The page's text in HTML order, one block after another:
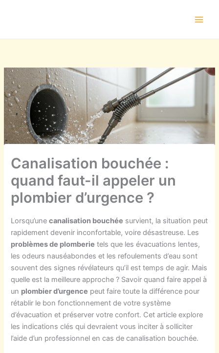
Canalisation bouchée :
quand faut-il appeler un
plombier d’urgence ?
Lorsqu’unecanalisation bouchée survient, la situation peut
rapidement devenir inconfortable, voire désastreuse. Les
problèmes de plomberie tels que les évacuations lentes,
les odeurs nauséabondes et les refoulements d’eau sont
souvent des signes révélateurs qu’il est temps de agir. Mais
quelle est la meilleure approche ? Savoir quand faire appel à
un plombier d’urgence peut faire toute la différence pour
rétablir le bon fonctionnement de votre système
d’évacuation et préserver votre confort. Cet article explore
les indications clés qui devraient vous inciter à solliciter
l’aide d’un professionnel en cas de canalisation bouchée.